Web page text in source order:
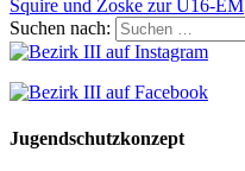
Squire und Zoske zur U16-EM
Suchen nach:
Jugendschutzkonzept